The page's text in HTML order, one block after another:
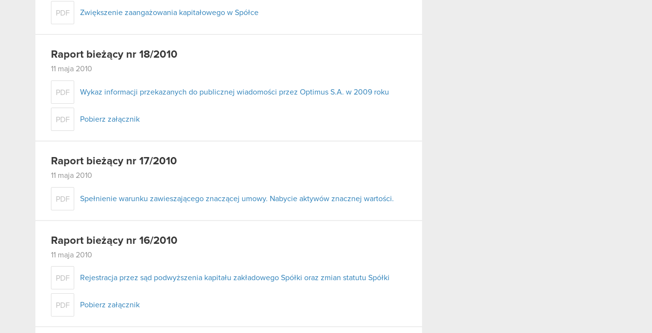
PDF Zwiększenie zaangażowania kapitałowego w Spółce
Raport bieżący nr 18/2010
11 maja 2010
PDF Wykaz informacji przekazanych do publicznej wiadomości przez Optimus S.A. w 2009 roku
PDF Pobierz załącznik
Raport bieżący nr 17/2010
11 maja 2010
PDF Spełnienie warunku zawieszającego znaczącej umowy. Nabycie aktywów znacznej wartości.
Raport bieżący nr 16/2010
11 maja 2010
PDF Rejestracja przez sąd podwyższenia kapitału zakładowego Spółki oraz zmian statutu Spółki
PDF Pobierz załącznik